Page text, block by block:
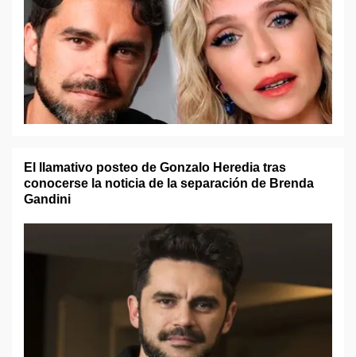
El llamativo posteo de Gonzalo Heredia tras
conocerse la noticia de la separación de Brenda
Gandini